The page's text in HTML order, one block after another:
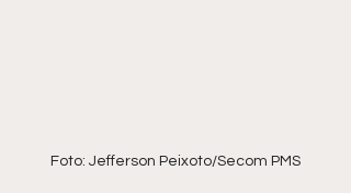
Foto: Jefferson Peixoto/Secom PMS